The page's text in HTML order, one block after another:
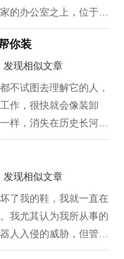
的办公室之上，位于30
廊那边独占办公室一
个人，当然也可能是
你装
发现相似文章
不试图去理解它的人，
作，很快就会像装卸
样，消失在历史长河之
又会涌现。以下仅举几
你没有时间或是不想走
发现相似文章
了我的鞋，我就一直在
我尤其认为我所从事的
人入侵的威胁，但管理
能取代的，而他们的笑